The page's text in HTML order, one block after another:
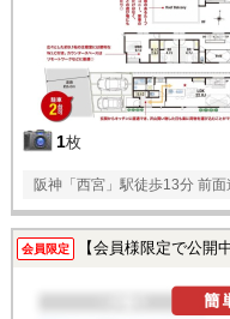
1枚
阪神「西宮」駅徒歩13分 前面
会員限定 【会員様限定で公開